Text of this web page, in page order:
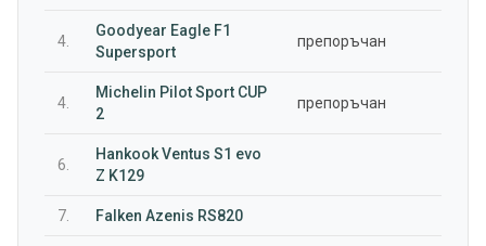
4.
Goodyear Eagle F1
Supersport
препоръчан
4.
Michelin Pilot Sport CUP
2
препоръчан
6.
Hankook Ventus S1 evo
Z K129
7. Falken Azenis RS820